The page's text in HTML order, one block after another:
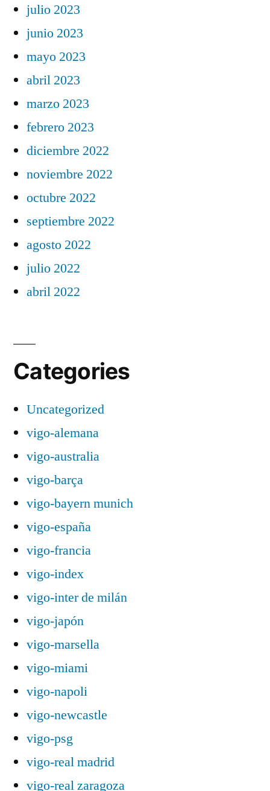
julio 2023
junio 2023
mayo 2023
abril 2023
marzo 2023
febrero 2023
diciembre 2022
noviembre 2022
octubre 2022
septiembre 2022
agosto 2022
julio 2022
abril 2022
Categories
Uncategorized
vigo-alemana
vigo-australia
vigo-barça
vigo-bayern munich
vigo-españa
vigo-francia
vigo-index
vigo-inter de milán
vigo-japón
vigo-marsella
vigo-miami
vigo-napoli
vigo-newcastle
vigo-psg
vigo-real madrid
vigo-real zaragoza